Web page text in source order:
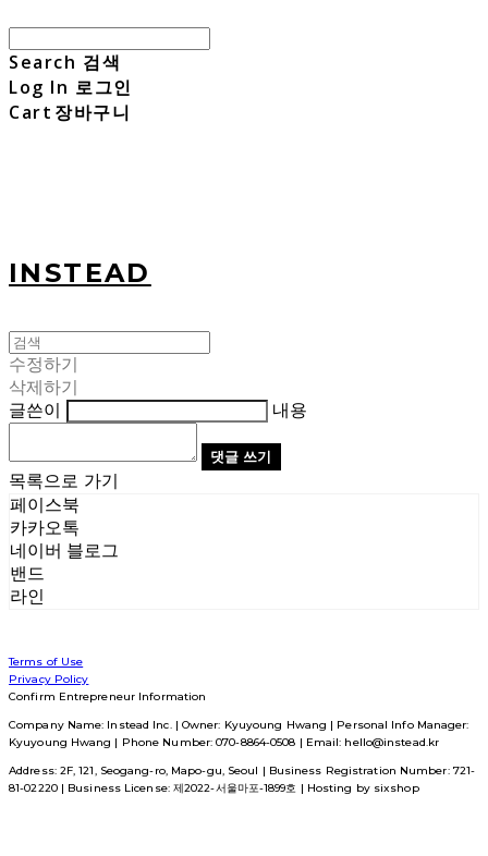
Search 검색
Log In 로그인
Cart 장바구니
INSTEAD
수정하기
삭제하기
글쓴이
내용
댓글 쓰기
목록으로 가기
페이스북
카카오톡
네이버 블로그
밴드
라인
Terms of Use
Privacy Policy
Confirm Entrepreneur Information
Company Name: Instead Inc. | Owner: Kyuyoung Hwang | Personal Info Manager:
Kyuyoung Hwang | Phone Number: 070-8864-0508 | Email: hello@instead.kr
Address: 2F, 121, Seogang-ro, Mapo-gu, Seoul | Business Registration Number: 721-
81-02220| Business License: 제2022-서울마포-1899호 | Hosting by sixshop